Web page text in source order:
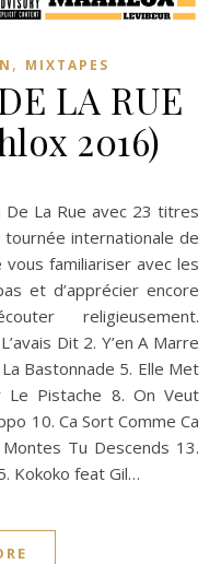
, MIXTAPES
LA RUE
2016)
internationale de
familiariser avec les
et d’apprécier encore
religieusement.
Dit 2. Y’en A Marre
Bastonnade 5. Elle Met
Le Pistache 8. On Veut
10. Ca Sort Comme Ca
Tu Descends 13.
Kokoko feat Gil…